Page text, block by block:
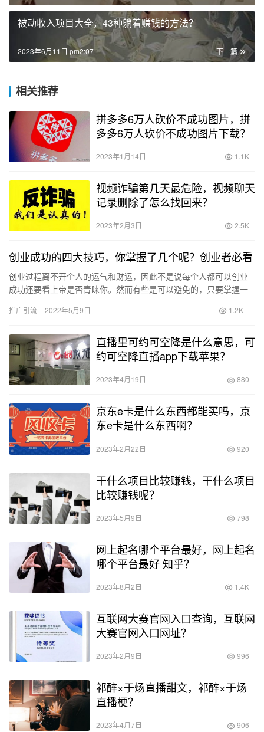
被动收入项目大全，43种躺着赚钱的方法？
下一篇
2023年6月11日 pm2:07
相关推荐
拼多多6万人砍价不成功图片，拼
多多6万人砍价不成功图片下载？
2023年1月14日 1.1K
视频诈骗第几天最危险，视频聊天
记录删除了怎么找回来？
2023年2月3日 2.5K
创业成功的四大技巧，你掌握了几个呢？创业者必看
创业过程离不开个人的运气和财运，因此不是说每个人都可以创业
成功还要看上帝是否青睐你。然而有些是可以避免的，只要掌握一
够掌…
推广引流 2022年5月9日 1.2K
直播里可约可空降是什么意思，可
约可空降直播app下载苹果？
2023年4月19日 880
京东e卡是什么东西都能买吗，京
东e卡是什么东西啊？
2023年2月22日 920
干什么项目比较赚钱，干什么项目
比较赚钱呢？
2023年5月9日 798
网上起名哪个平台最好，网上起名
哪个平台最好 知乎？
2023年8月2日 1.4K
互联网大赛官网入口查询，互联网
大赛官网入口网址？
2023年2月9日 996
祁醉×于炀直播甜文，祁醉×于炀
直播梗？
2023年4月7日 906